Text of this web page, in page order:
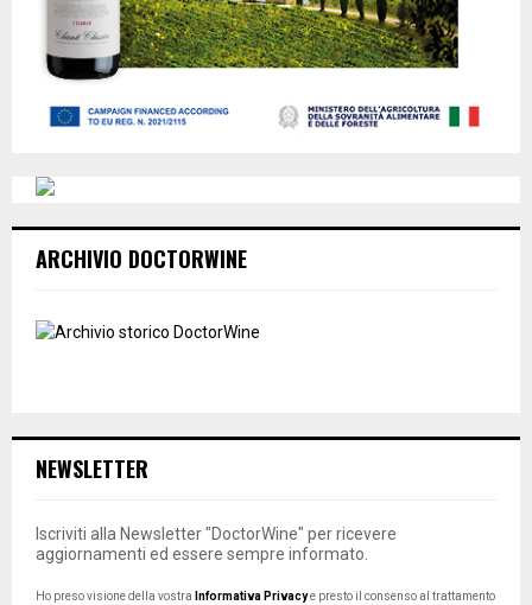
ARCHIVIO DOCTORWINE
NEWSLETTER
Iscriviti alla Newsletter "DoctorWine" per ricevere
aggiornamenti ed essere sempre informato.
Ho preso visione della vostra Informativa Privacye presto il consenso al trattamento